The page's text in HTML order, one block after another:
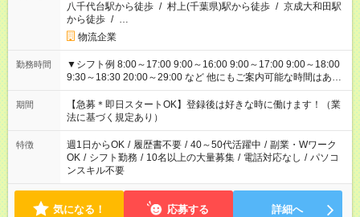
八千代台駅から徒歩 / 村上(千葉県)駅から徒歩 / 京成大和田駅
から徒歩 / …
物流企業
勤務時間
▼シフト例 8:00～17:00 9:00～16:00 9:00～17:00 9:00～18:00
9:30～18:30 20:00～29:00 など 他にもご案内可能な時間はあり
ます！ ご希望の勤務時間を教えてください＾＾
期間
【急募＊即日スタートOK】登録後は好きな時に働けます！（業
法に基づく規定あり）
特徴 週1日からOK / 履歴書不要 / 40～50代活躍中 / 副業・Wワーク
OK / シフト勤務 / 10名以上の大量募集 / 電話対応なし / パソコ
ンスキル不要
気になる！ 応募する 詳細へ